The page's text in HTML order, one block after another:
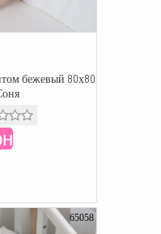
бежевый 80х80
65058